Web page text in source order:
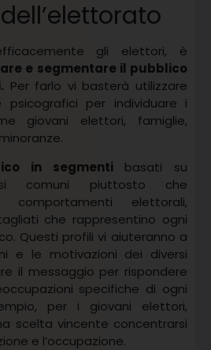
gli elettori, è
e segmentare il pubblico
Per farlo vi basterà utilizzare
per individuare i
giovani elettori, famiglie,
in segmentibasati su
comuni piuttosto che
comportamenti elettorali,
che rappresentino ogni
Questi profili vi aiuteranno a
e le motivazioni dei diversi
il messaggio per rispondere
specifiche di ogni
per i giovani elettori,
scelta vincente concentrarsi
e l’occupazione.